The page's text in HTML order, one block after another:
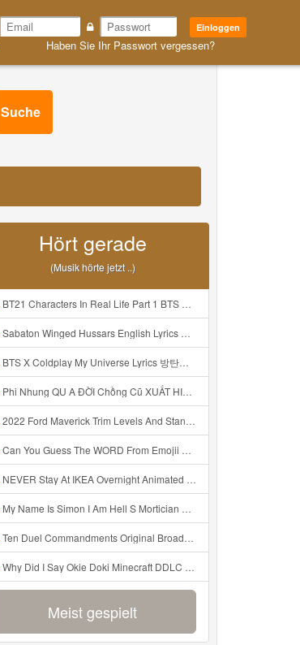
Einloggen
Haben Sie Ihr Passwort vergessen?
Suche
Hört gerade
(Musik hörte jetzt ..)
BT21 Characters In Real Life Part 1 BTS AND BT21 방탄소년단 BT21 BT21아가들은 아빠조아 따라쟁이들 BTS Vs BT21 Mp3
Sabaton Winged Hussars English Lyrics Mp3
BTS X Coldplay My Universe Lyrics 방탄소년단 콜드플레이 My Universe 가사 Color Coded Lyrics Han Rom Eng Mp3
Phi Nhung QU A ĐỜI Chồng Cũ XUẤT HIỆN Khóc Hối Hận Vì Làm Điều KHỦNG KHIẾP Với Cô Mp3
2022 Ford Maverick Trim Levels And Standard Features Explained Mp3
Can You Guess The WORD From Emojii COMPOUND WORD EMOJII CHALLENGE 90 PEOPLE FAIL Guess Mp3
NEVER Stay At IKEA Overnight Animated SCP 3008 Horror Story Mp3
My Name Is Simon I Am Hell S Mortician And I Am Going To Kill God Creepypasta Mp3
Ten Duel Commandments Original Broadway Cast Of Hamilton Lyrics Mp3
Why Did I Say Okie Doki Minecraft DDLC Animated Music Video Song By The Stupendium Mp3
Meist gespielt